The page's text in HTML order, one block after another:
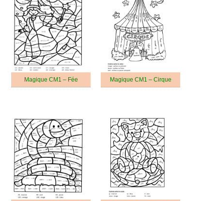
Magique CM1 – Fée Magique CM1 – Cirque